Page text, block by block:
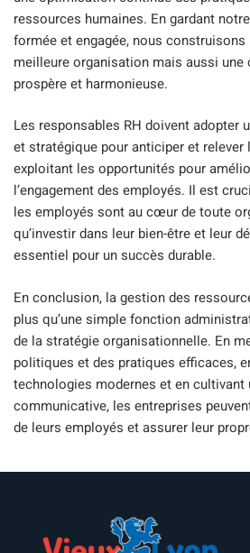
ressources humaines. En gardant
formée et engagée, nous
meilleure organisation mais aussi une
prospère et harmonieuse.
Les responsables RH doivent adopter
et stratégique pour anticiper et relever
exploitant les opportunités pour
l’engagement des employés. Il est
les employés sont au cœur de toute
qu’investir dans leur bien-être et leur
essentiel pour un succès durable.
En conclusion, la gestion des
plus qu’une simple fonction
de la stratégie organisationnelle. En
politiques et des pratiques efficaces,
technologies modernes et en
communicative, les entreprises
de leurs employés et assurer leur